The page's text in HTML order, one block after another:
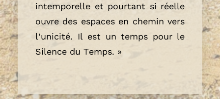
intemporelle et pourtant si réelle
ouvre des espaces en chemin vers
l’unicité. Il est un temps pour le
Silence du Temps. »